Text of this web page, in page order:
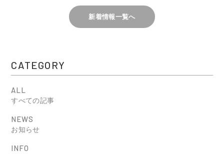
新着情報一覧へ
CATEGORY
ALL
すべての記事
NEWS
お知らせ
INFO